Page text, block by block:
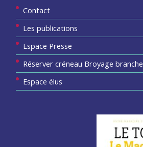
Contact
Les publications
Espace Presse
Réserver créneau Broyage branche
Espace élus